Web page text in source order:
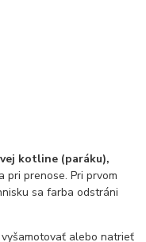
kotline (paráku),
pri prenose. Pri prvom
sa farba odstráni
alebo natrieť